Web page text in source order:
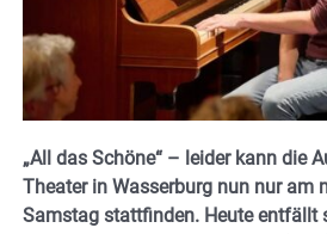
„All das Schöne“ – leider kann die
Theater in Wasserburg nun nur am
Samstag stattfinden. Heute entfällt